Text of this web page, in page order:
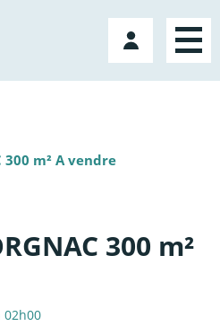
Mon
compte
300 m² A vendre
300 m²
02h00